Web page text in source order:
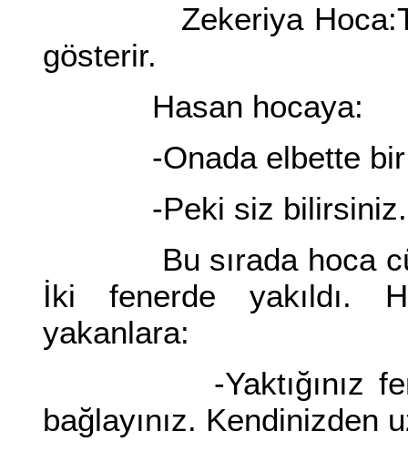
Zekeriya
gösterir.
Hasan hocaya:
-Onada elbette bir
-Peki siz bilirsiniz.
Bu sırada hoca
İki fenerde yakıldı.
yakanlara:
-Yaktığınız
bağlayınız. Kendinizden